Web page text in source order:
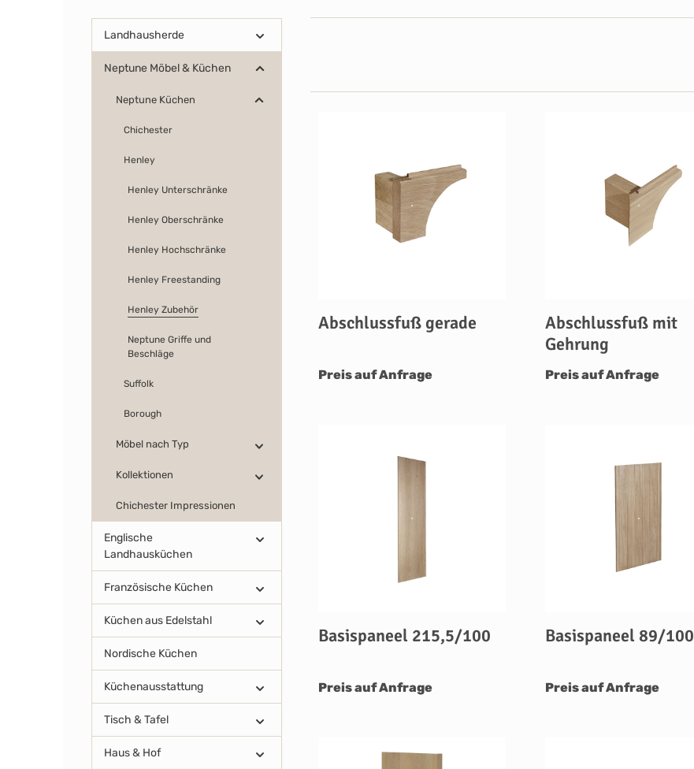
Landhausherde
Neptune Möbel & Küchen
Neptune Küchen
Chichester
Henley
Henley Unterschränke
Henley Oberschränke
Henley Hochschränke
Henley Freestanding
Henley Zubehör
Neptune Griffe und
Beschläge
Suffolk
Borough
Möbel nach Typ
Kollektionen
Chichester Impressionen
Englische
Landhausküchen
Französische Küchen
Küchen aus Edelstahl
Nordische Küchen
Küchenausstattung
Tisch & Tafel
Haus & Hof
Abschlussfuß gerade
Preis auf Anfrage
Abschlussfuß mit
Gehrung
Preis auf Anfrage
Basispaneel 215,5/100
Preis auf Anfrage
Basispaneel 89/100
Preis auf Anfrage